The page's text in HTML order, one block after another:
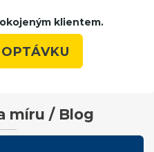
klientem.
míru / Blog